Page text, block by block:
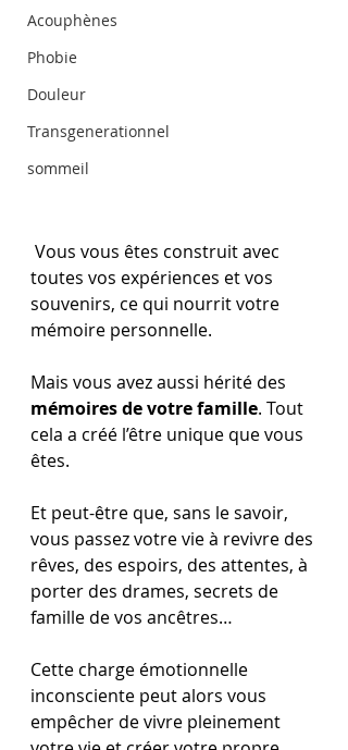
Acouphènes
Phobie
Douleur
Transgenerationnel
sommeil
toutes vos expériences et vos
souvenirs, ce qui nourrit votre
mémoire personnelle.
Mais vous avez aussi hérité des
mémoires de votre famille. Tout
cela a créé l’être unique que vous
êtes.
Et peut-être que, sans le savoir,
vous passez votre vie à revivre des
rêves, des espoirs, des attentes, à
porter des drames, secrets de
famille de vos ancêtres…
Cette charge émotionnelle
inconsciente peut alors vous
empêcher de vivre pleinement